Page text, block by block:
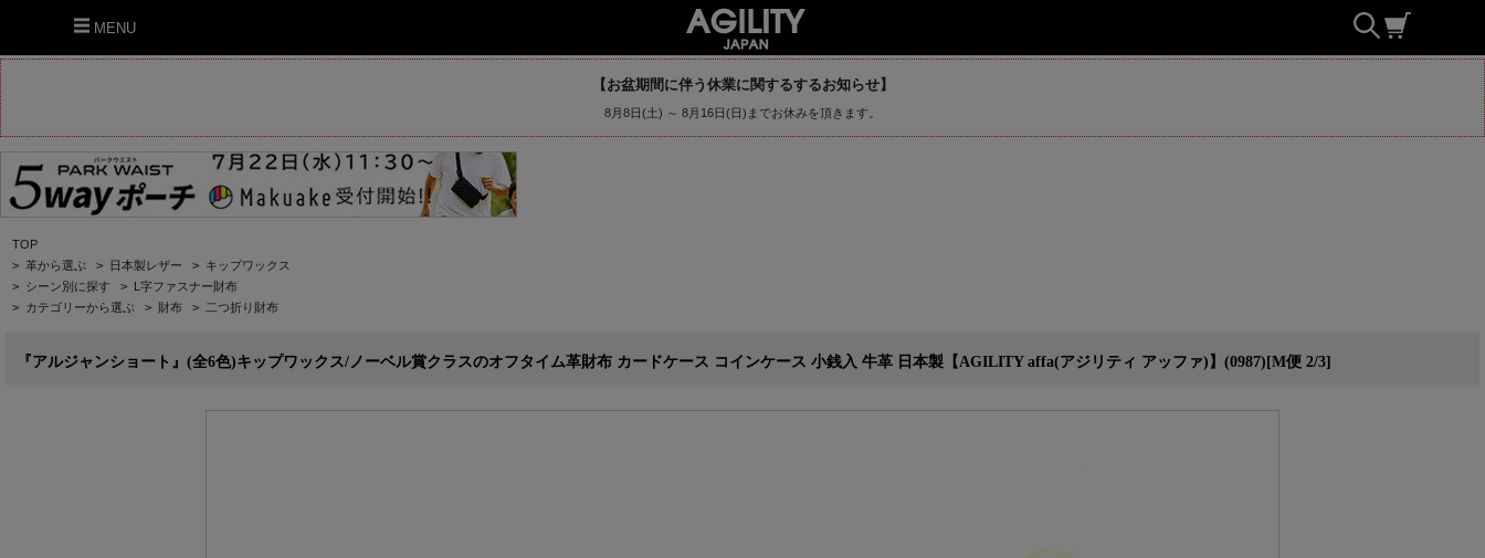
MENU
【お盆期間に伴う休業に関するするお知らせ】
8月8日(土) ～ 8月16日(日)までお休みを頂きます。
TOP
> 革から選ぶ > 日本製レザー > キップワックス
> シーン別に探す > L字ファスナー財布
> カテゴリーから選ぶ > 財布 > 二つ折り財布
『アルジャンショート』(全6色)キップワックス/ノーベル賞クラスのオフタイム革財布 カードケース コインケース 小銭入 牛革 日本製【AGILITY affa(アジリティ アッファ)】(0987)[M便 2/3]